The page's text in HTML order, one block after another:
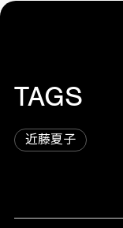
TAGS
近藤夏子